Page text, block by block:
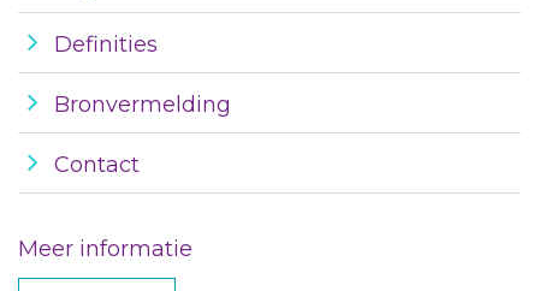
Definities
Bronvermelding
Contact
Meer informatie